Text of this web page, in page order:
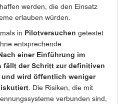
werden, die den Einsatz
erlauben würden.
in Pilotversuchen getestet
entsprechende
Nach einer Einführung im
fällt der Schritt zur definitiven
wird öffentlich weniger
. Die Risiken, die mit
verbunden sind,